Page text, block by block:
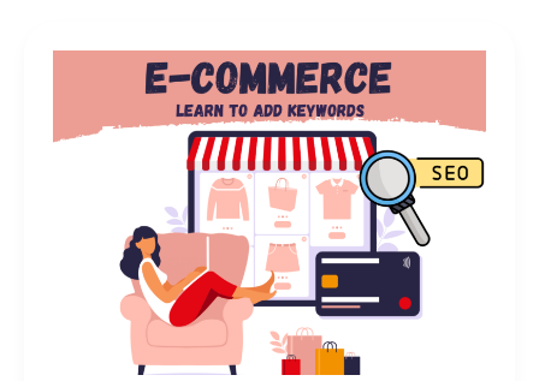
身為電商下關鍵字非常重要！SEO你學會了嗎？